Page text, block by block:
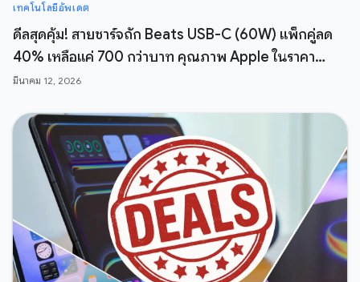
เทคโนโลยีอัพเดต
ดีลสุดคุ้ม! สายชาร์จถัก Beats USB-C (60W) แพ็กคู่ลด
40% เหลือแค่ 700 กว่าบาท คุณภาพ Apple ในราคา
สบายกระเป๋า
มีนาคม 12, 2026